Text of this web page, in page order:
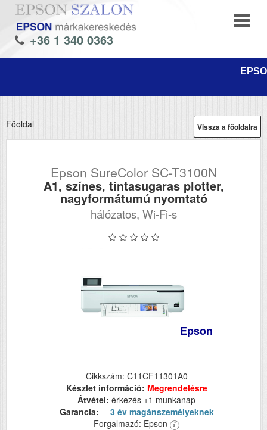
+36 1 340 0363
Vissza a főoldalra
Főoldal
Epson SureColor SC-T3100N
A1, színes, tintasugaras plotter,
nagyformátumú nyomtató
hálózatos, Wi-Fi-s
Epson
Cikkszám: C11CF11301A0
Készlet információ: Megrendelésre
Átvétel: érkezés +1 munkanap
Garancia:
3 év magánszemélyeknek
Forgalmazó: Epson